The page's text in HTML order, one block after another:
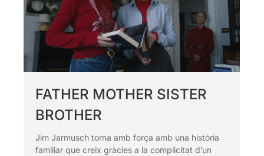
Petjada ecològica
Galeries fotogràfiques REC
Contacte
Especials
Pantalla
Tarraco
Talent Local
RecXics
One to one
RECLab 10!
@panoramica
FATHER MOTHER SISTER
BROTHER
Jim Jarmusch torna amb força amb una història
familiar que creix gràcies a la complicitat d’un